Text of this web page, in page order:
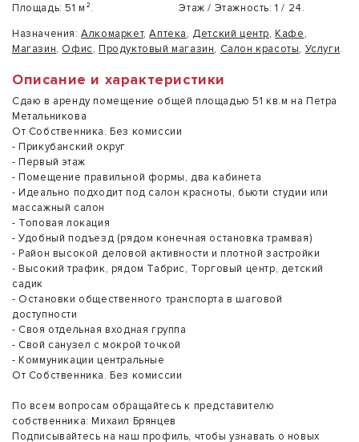
Площадь: 51 м². Этаж / Этажность: 1 / 24.
Назначения: Алкомаркет,Аптека, Детский центр, Кафе,
Магазин, Офис, Продуктовый магазин, Салон красоты, Услуги.
Описание и характеристики
Сдаю в аренду помещение общей площадью 51 кв.м на Петра
Метальникова
От Собственника. Без комиссии
- Прикубанский округ
- Первый этаж
- Помещение правильной формы, два кабинета
- Идеально подходит под салон красноты, бьюти студии или
массажный салон
- Топовая локация
- Удобный подъезд (рядом конечная остановка трамвая)
- Район высокой деловой активности и плотной застройки
- Высокий трафик, рядом Табрис, Торговый центр, детский
садик
- Остановки общественного транспорта в шаговой
доступности
- Своя отдельная входная группа
- Свой санузел с мокрой точкой
- Коммуникации центральные
От Собственника. Без комиссии
По всем вопросам обращайтесь к представителю
собственника: Михаил Брянцев
Подписывайтесь на наш профиль, чтобы узнавать о новых